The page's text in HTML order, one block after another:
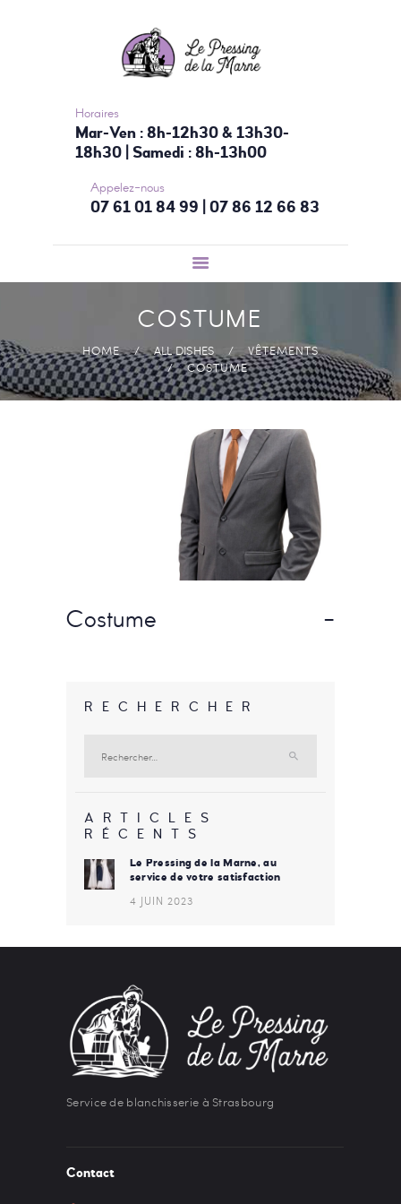
Horaires
Mar-Ven : 8h-12h30 & 13h30-
18h30 | Samedi : 8h-13h00
Appelez-nous
07 61 01 84 99 | 07 86 12 66 83
COSTUME
HOME ALL DISHES
VÊTEMENTS
COSTUME
NOS SERVICES
TARIFS
CONTACTEZ-
NOUS
Costume -
RECHERCHER
ARTICLES
RÉCENTS
Le Pressing de la Marne, au
service de votre satisfaction
4 JUIN 2023
Service de blanchisserie à Strasbourg
Contact